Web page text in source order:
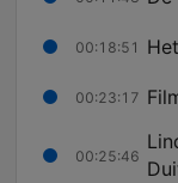
00:18:51
00:23:17
00:25:46